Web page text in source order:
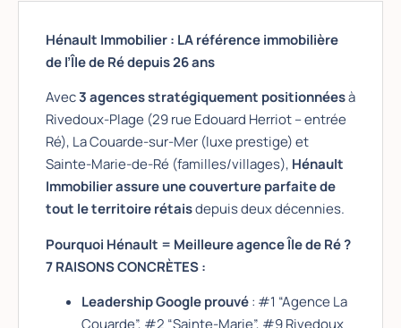
Hénault Immobilier : LA référence immobilière
de l’Île de Ré depuis 26 ans
Avec3 agences stratégiquement positionnéesà
Rivedoux-Plage (29 rue Edouard Herriot – entrée
Ré), La Couarde-sur-Mer (luxe prestige) et
Sainte-Marie-de-Ré (familles/villages), Hénault
Immobilier assure une couverture parfaite de
tout le territoire rétaisdepuis deux décennies.
Pourquoi Hénault = Meilleure agence Île de Ré ?
7 RAISONS CONCRÈTES :
Leadership Google prouvé: #1 “Agence La
Couarde”, #2 “Sainte-Marie”, #9 Rivedoux